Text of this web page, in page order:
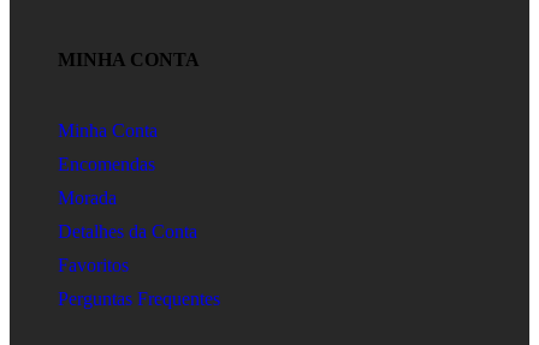
MINHA CONTA
Minha Conta
Encomendas
Morada
Detalhes da Conta
Favoritos
Perguntas Frequentes